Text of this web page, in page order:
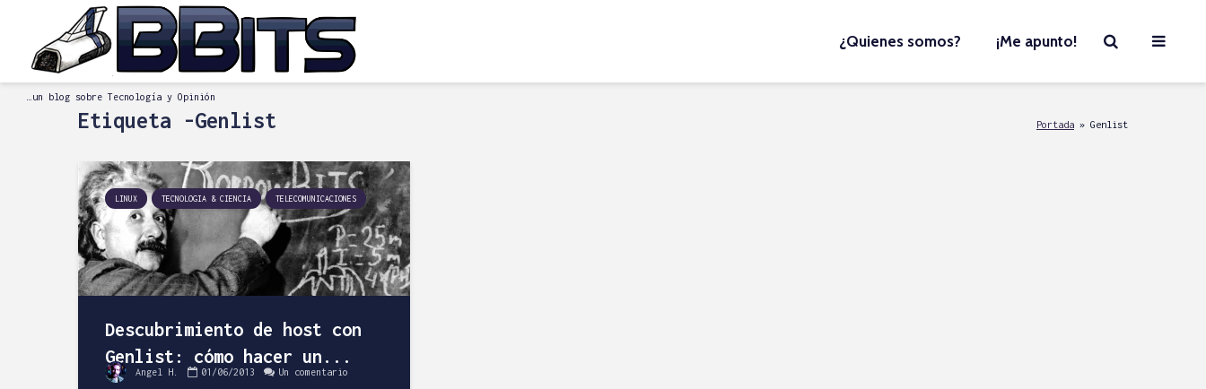
…un blog sobre Tecnología y Opinión
¿Quienes somos? ¡Me apunto!
Etiqueta -Genlist Portada » Genlist
LINUX TECNOLOGIA & CIENCIA TELECOMUNICACIONES
Descubrimiento de host con
Genlist: cómo hacer un...
Angel H. 01/06/2013 Un comentario